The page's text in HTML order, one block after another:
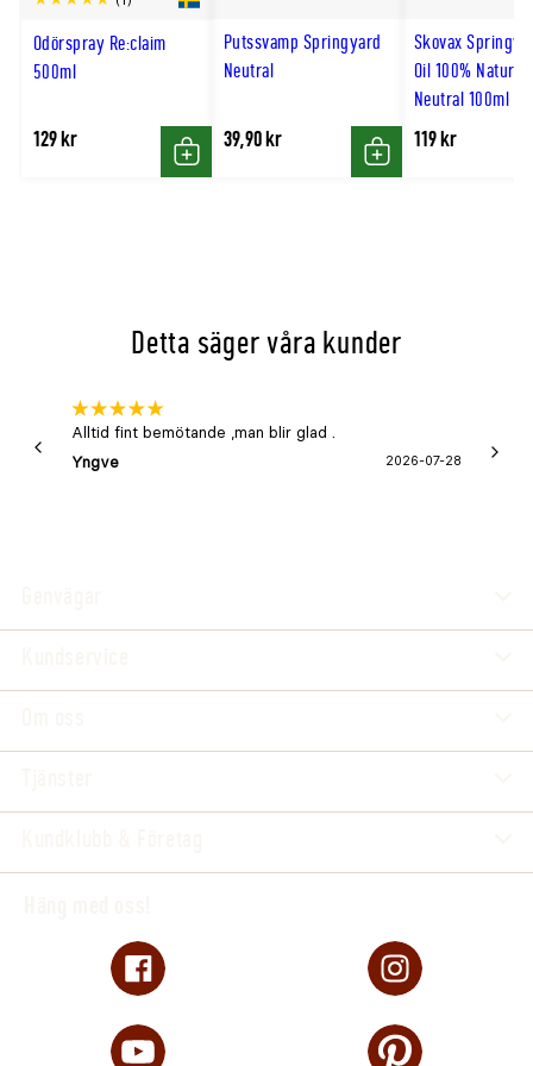
Odörspray Re:claim
500ml
129 kr
Köp
Putssvamp Springyard
Neutral
39,90 kr
Köp
Skovax
Oil 100% Naturlig
Neutral 100ml
119 kr
Detta säger våra kunder
Alltid fint bemötande ,man blir glad .
Yngve
2026-07-28